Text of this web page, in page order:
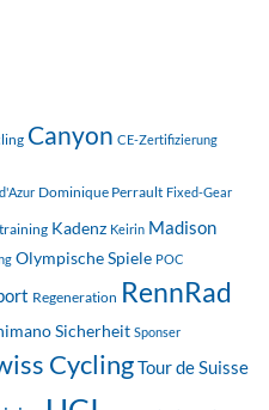
Canyon CE-Zertifizierung
Dominique Perrault Fixed-Gear
Kadenz Keirin Madison
Olympische Spiele POC
Regeneration RennRad
Sicherheit Sponser
CyclingTour de Suisse